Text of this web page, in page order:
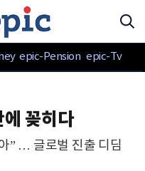
epic-Pension epic-Tv
꽂히다
” … 글로벌 진출 디딤